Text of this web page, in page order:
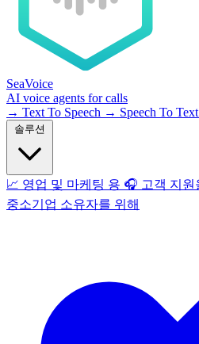
SeaVoice
AI voice agents for calls
→ Text To Speech → Speech To Text
📈 영업 및 마케팅 용 🎧 고객 지원
중소기업 소유자를 위해